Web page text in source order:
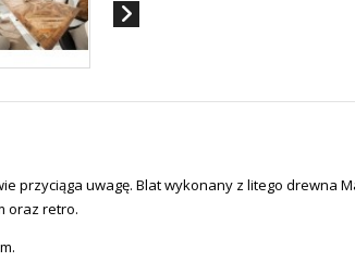
przyciąga uwagę. Blat wykonany z litego drewna
oraz retro.